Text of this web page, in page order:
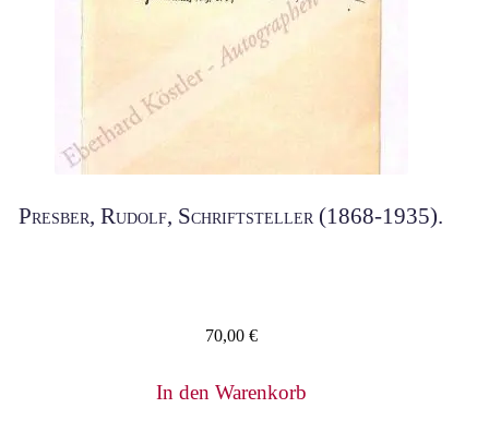
Presber, Rudolf, Schriftsteller (1868-1935).
70,00 €
In den Warenkorb